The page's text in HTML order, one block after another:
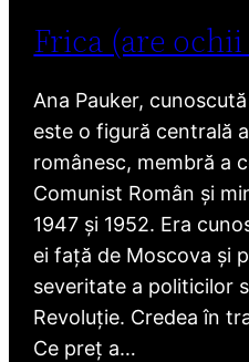
Frica (are
Ana Pauker,
este o figură centrală
românesc, membră a
Comunist Român și
1947 și 1952. Era
ei față de Moscova și
severitate a politicilor
Revoluție. Credea în
Ce preț a…